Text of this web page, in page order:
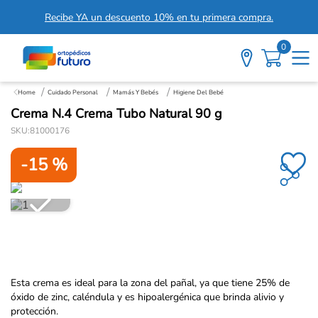
Recibe YA un descuento 10% en tu primera compra.
0
Cuidado Personal Mamás Y Bebés Higiene Del Bebé
Crema N.4 Crema Tubo Natural 90 g
SKU:81000176
-15 %
Esta crema es ideal para la zona del pañal, ya que tiene 25% de
óxido de zinc, caléndula y es hipoalergénica que brinda alivio y
protección.